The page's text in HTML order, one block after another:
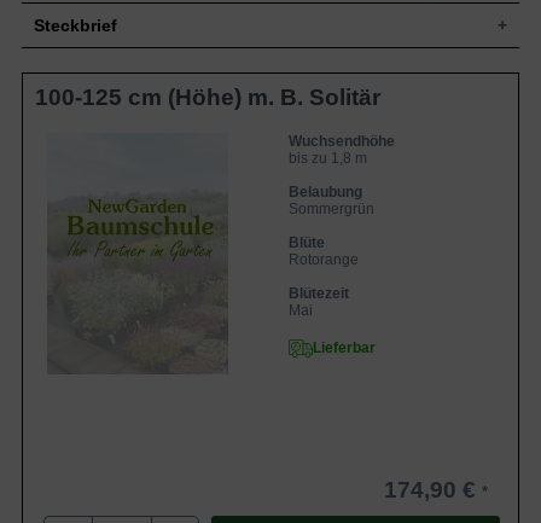
Steckbrief
Wuchshöhe bis zu 1,8 m
Blüte
Rotorange
Sonnig-halbschattig
100-125 cm (Höhe) m. B. Solitär
Wuchsendhöhe
bis zu 1,8 m
Belaubung
Sommergrün
Blüte
Rotorange
Blütezeit
Mai
Lieferbar
174,90 €